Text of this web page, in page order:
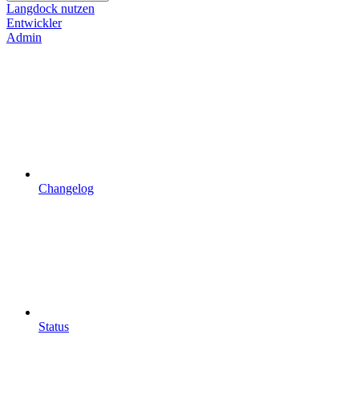
Langdock nutzen
Entwickler
Admin
Changelog
Status